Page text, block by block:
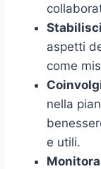
aspetti
come
nella
e utili.